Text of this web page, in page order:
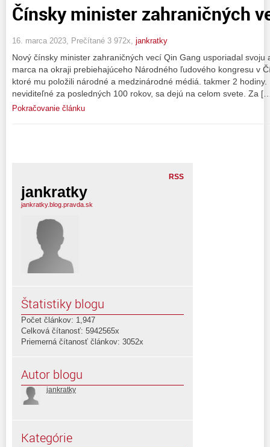
Čínsky minister zahraničných
16. marca 2023, Prečítané 3 972x, jankratky
Nový čínsky minister zahraničných vecí Qin Gang usporiadal svoju
marca na okraji prebiehajúceho Národného ľudového kongresu v
ktoré mu položili národné a medzinárodné médiá. takmer 2 hodiny.
neviditeľné za posledných 100 rokov, sa dejú na celom svete. Za
Pokračovanie článku
RSS
jankratky
jankratky.blog.pravda.sk
Štatistiky blogu
Počet článkov: 1,947
Celková čítanosť: 5942565x
Priemerná čítanosť článkov: 3052x
Autor blogu
jankratky
Kategórie